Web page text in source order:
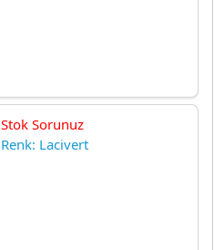
Stok Sorunuz
Renk: Lacivert